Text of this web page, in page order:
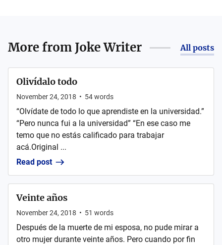
More from Joke Writer All posts
Olivídalo todo
November 24, 2018 • 54words
“Olvídate de todo lo que aprendiste en la universidad.”
“Pero nunca fui a la universidad” “En ese caso me
temo que no estás calificado para trabajar
acá. Original ...
Read post
Veinte años
November 24, 2018 • 51 words
Después de la muerte de mi esposa, no pude mirar a
otro mujer durante veinte años. Pero cuando por fin